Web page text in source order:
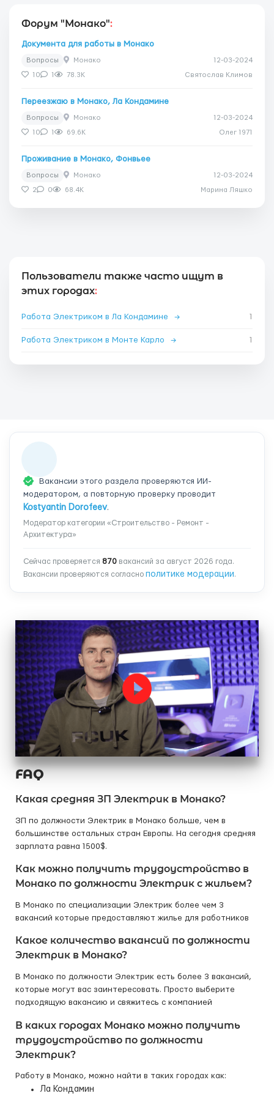
Форум "Монако":
Документа для работы в Монако
Вопросы Монако 12-03-2024
10 1 78.3K Святослав Климов
Переезжаю в Монако, Ла Кондамине
Вопросы Монако 12-03-2024
10 1 69.6K Олег 1971
Проживание в Монако, Фонвьее
Вопросы Монако 12-03-2024
2 0 68.4K Марина Ляшко
Пользователи также часто ищут в
этих городах:
Работа Электриком в Ла Кондамине → 1
Работа Электриком в Монте Карло → 1
Вакансии этого раздела проверяются ИИ-
модератором, а повторную проверку проводит
Kostyantin Dorofeev.
Модератор категории «Строительство - Ремонт -
Архитектура»
Сейчас проверяется 870 вакансий за август 2026 года.
Вакансии проверяются согласно политике модерации.
FAQ
Какая средняя ЗП Электрик в Монако?
ЗП по должности Электрик в Монако больше, чем в
большинстве остальных стран Европы. На сегодня средняя
зарплата равна 1500$.
Как можно получить трудоустройство в
Монако по должности Электрик с жильем?
В Монако по специализации Электрик более чем 3
вакансий которые предоставляют жилье для работников
Какое количество вакансий по должности
Электрик в Монако?
В Монако по должности Электрик есть более 3 вакансий,
которые могут вас заинтересовать. Просто выберите
подходящую вакансию и свяжитесь с компанией
В каких городах Монако можно получить
трудоустройство по должности
Электрик?
Работу в Монако, можно найти в таких городах как:
Ла Кондамин